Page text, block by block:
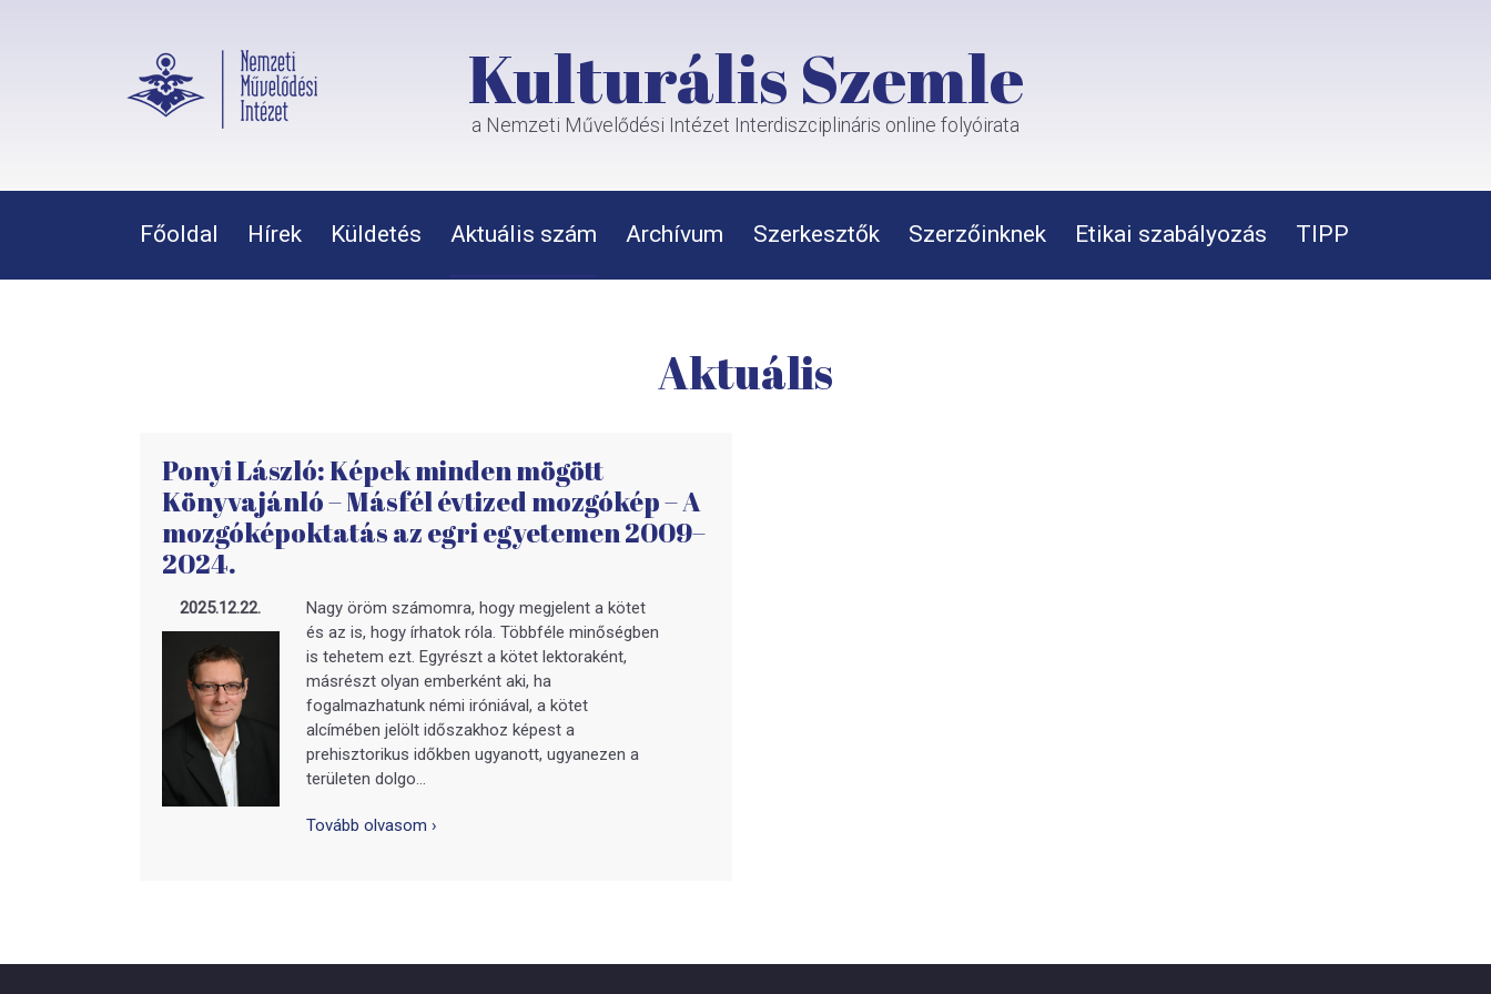
Kulturális Szemle
a Nemzeti Művelődési Intézet Interdiszciplináris online folyóirata
Főoldal Hírek Küldetés Aktuális szám Archívum Szerkesztők Szerzőinknek Etikai szabályozás TIPP
Aktuális
Ponyi László: Képek minden mögött
Könyvajánló – Másfél évtized mozgókép – A
mozgóképoktatás az egri egyetemen 2009–
2024.
2025.12.22.
Nagy öröm számomra, hogy megjelent a kötet
és az is, hogy írhatok róla. Többféle minőségben
is tehetem ezt. Egyrészt a kötet lektoraként,
másrészt olyan emberként aki, ha
fogalmazhatunk némi iróniával, a kötet
alcímében jelölt időszakhoz képest a
prehisztorikus időkben ugyanott, ugyanezen a
területen dolgo...
Tovább olvasom ›